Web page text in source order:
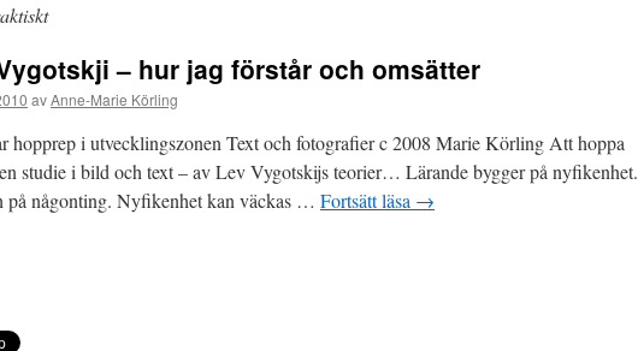
– hur jag förstår och omsätter
avAnne-Marie Körling
hopprep i utvecklingszonen Text och fotografier c 2008 Marie Körling Att hoppa
studie i bild och text – av Lev Vygotskijs teorier… Lärande bygger på nyfikenhet.
på någonting. Nyfikenhet kan väckas … Fortsätt läsa →